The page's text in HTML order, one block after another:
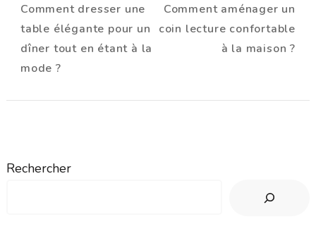
d'article
Comment dresser une
table élégante pour un
dîner tout en étant à la
mode ?
Comment aménager un
coin lecture confortable
à la maison ?
Rechercher